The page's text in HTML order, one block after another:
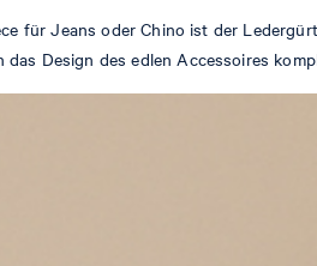
für Jeans oder Chino ist der
Design des edlen Accessoires